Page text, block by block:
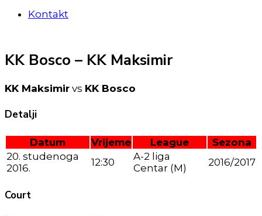
Kontakt
KK Bosco – KK Maksimir
KK Maksimir vs KK Bosco
Detalji
Datum Vrijeme League
Sezona
20. studenoga
2016.
12:30
A-2 liga
Centar (M)
2016/2017
Court